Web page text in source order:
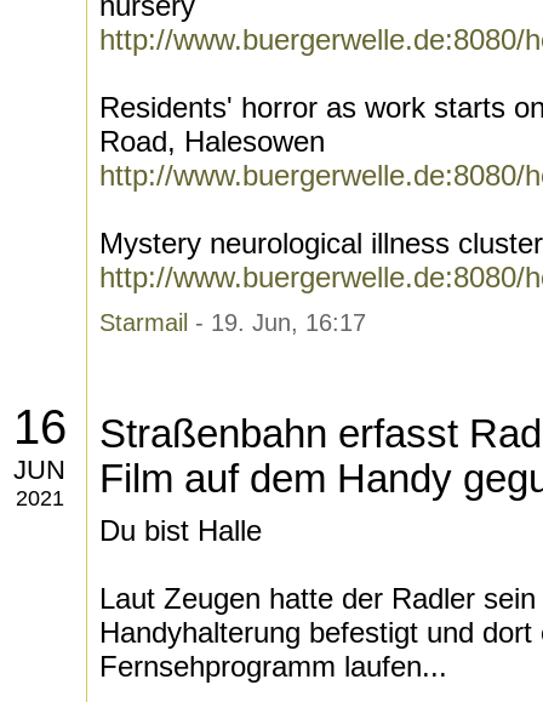
http://www.buergerwelle.de:8080/
Residents' horror as work starts
Road, Halesowen
http://www.buergerwelle.de:8080/
Mystery neurological illness
http://www.buergerwelle.de:8080/
Starmail - 19. Jun, 16:17
16
JUN
2021
Straßenbahn erfasst
Film auf dem Handy
Du bist Halle
Laut Zeugen hatte der Radler
Handyhalterung befestigt und
Fernsehprogramm laufen...